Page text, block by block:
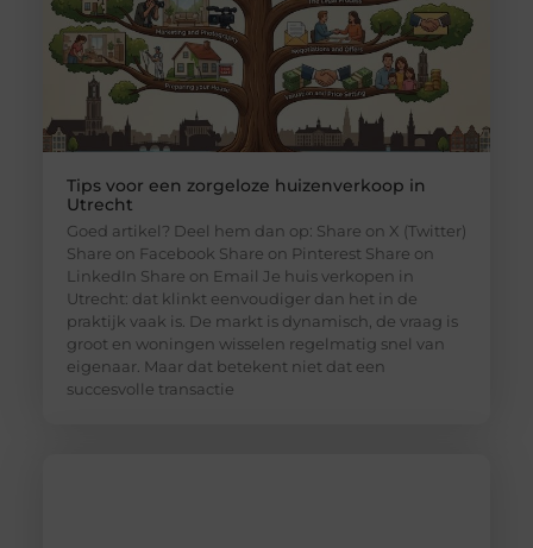
Tips voor een zorgeloze huizenverkoop in
Utrecht
Goed artikel? Deel hem dan op: Share on X (Twitter)
Share on Facebook Share on Pinterest Share on
LinkedIn Share on Email Je huis verkopen in
Utrecht: dat klinkt eenvoudiger dan het in de
praktijk vaak is. De markt is dynamisch, de vraag is
groot en woningen wisselen regelmatig snel van
eigenaar. Maar dat betekent niet dat een
succesvolle transactie